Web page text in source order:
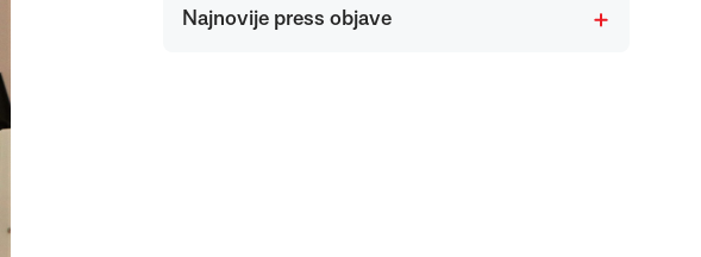
Najnovije press objave